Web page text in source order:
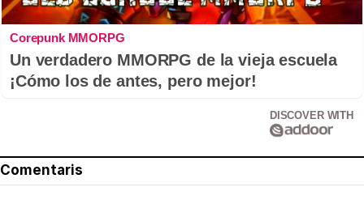
Corepunk MMORPG
Un verdadero MMORPG de la vieja escuela
¡Cómo los de antes, pero mejor!
DISCOVER WITH
Comentaris